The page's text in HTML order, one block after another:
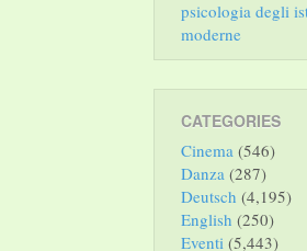
psicologia degli
moderne
CATEGORIES
Cinema (546)
Danza (287)
Deutsch (4,195)
English (250)
Eventi (5,443)